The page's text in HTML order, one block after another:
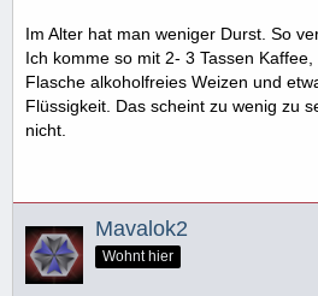
Im Alter hat man weniger Durst. So
Ich komme so mit 2- 3 Tassen
Flasche alkoholfreies Weizen und
Flüssigkeit. Das scheint zu wenig zu
nicht.
Mavalok2
Wohnt hier